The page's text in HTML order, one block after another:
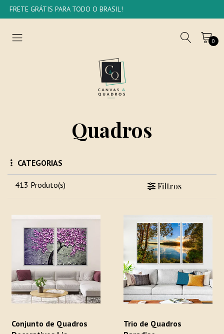
FRETE GRÁTIS PARA TODO O BRASIL!
0
Quadros
CATEGORIAS
413 Produto(s) Filtros
Conjunto de Quadros
Trio de Quadros